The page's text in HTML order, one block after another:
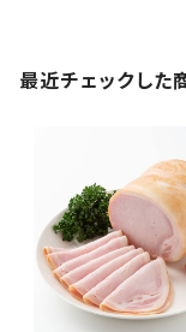
最近チェックした